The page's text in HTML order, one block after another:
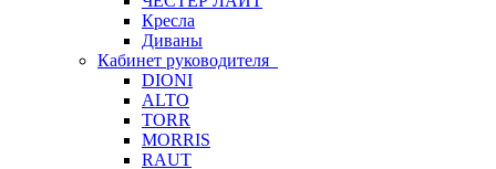
Кресла
Диваны
Кабинет руководителя
DIONI
ALTO
TORR
MORRIS
RAUT